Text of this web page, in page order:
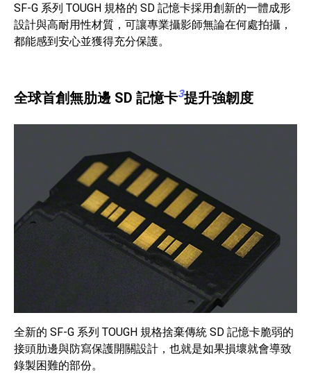
SF-G 系列 TOUGH 規格的 SD 記憶卡採用創新的一體成形
設計與高耐用性材質，可讓專業攝影師無論在何處拍攝，
都能感到安心並獲得充分保護。
全球首創無肋邊 SD 記憶卡3提升強韌度
全新的 SF-G 系列 TOUGH 規格捨棄傳統 SD 記憶卡脆弱的
接頭肋邊與防寫保護開關設計，也就是如果損壞就會導致
錄製困難的部份。